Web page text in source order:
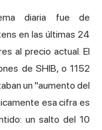
diaria fue de
en las últimas 24
al precio actual. El
de SHIB, o 1152
un "aumento del
esa cifra es
un salto del 10